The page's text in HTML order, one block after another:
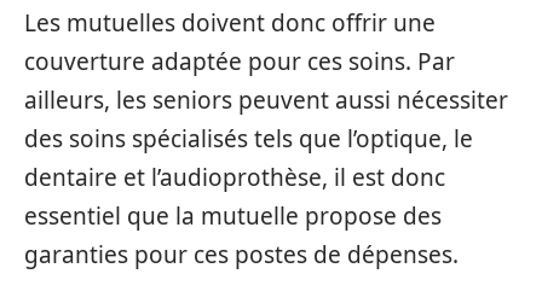
Les mutuelles doivent donc offrir une
couverture adaptée pour ces soins. Par
ailleurs, les seniors peuvent aussi nécessiter
des soins spécialisés tels que l’optique, le
dentaire et l’audioprothèse, il est donc
essentiel que la mutuelle propose des
garanties pour ces postes de dépenses.